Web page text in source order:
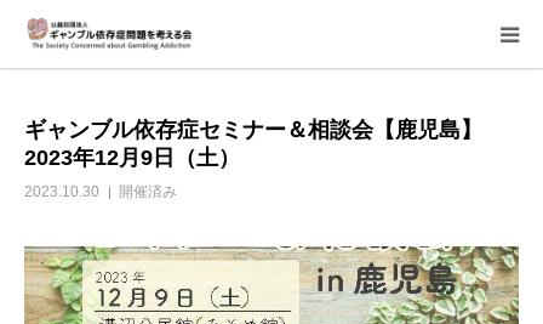
ギャンブル依存症セミナー＆相談会【鹿児島】
2023年12月9日（土）
2023.10.30 開催済み
ご寄付のお願い
講座・イベント